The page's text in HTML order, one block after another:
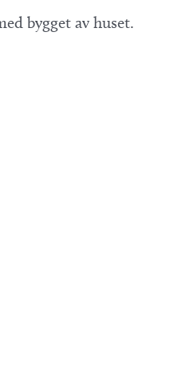
bygget av huset.